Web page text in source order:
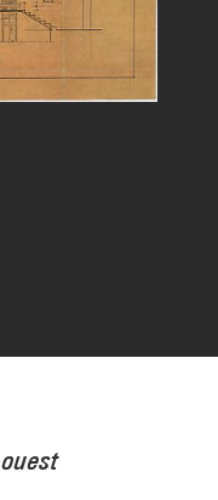
Georges Meguerditchian/Dist.